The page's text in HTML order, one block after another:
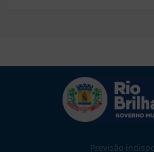
Previsão